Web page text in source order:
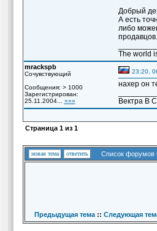
Добрый
А есть
либо
продавцов.
The world
mrackspb
Сочувствующий
Сообщения: > 1000
Зарегистрирован:
25.11.2004... »»»
23:20,
нахер он
Вектра B
Страница 1из 1
новая тема ответить Список форумов
Предыдущая тема:: Следующая